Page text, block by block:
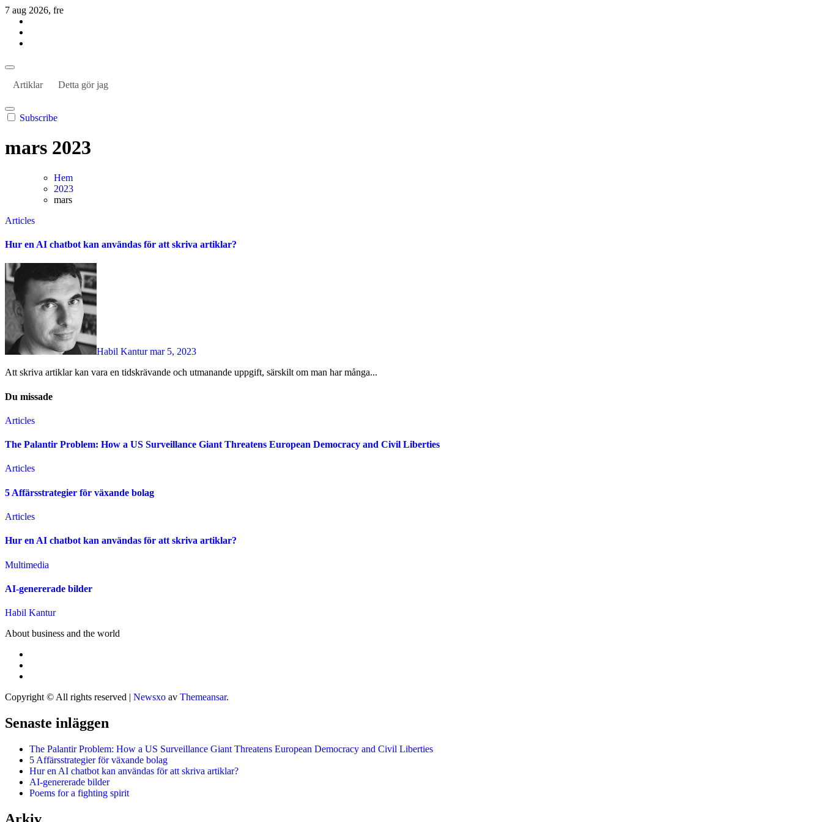
Hoppa
innehåll
7 aug 2026, fre
Habil Kantur
Habil Kantur
Artiklar
Detta gör jag
Subscribe
mars 2023
Hem
2023
mars
Articles
Hur en AI chatbot kan användas för att skriva artiklar?
Habil Kanturmar 5, 2023
Att skriva artiklar kan vara en tidskrävande och utmanande uppgift, särskilt om man har många...
Du missade
Articles
The Palantir Problem: How a US Surveillance Giant Threatens European Democracy and Civil Liberties
Articles
5 Affärsstrategier för växande bolag
Articles
Hur en AI chatbot kan användas för att skriva artiklar?
Multimedia
AI-genererade bilder
Habil Kantur
About business and the world
Copyright © All rights reserved | Newsxo av Themeansar.
Senaste inläggen
The Palantir Problem: How a US Surveillance Giant Threatens European Democracy and Civil Liberties
5 Affärsstrategier för växande bolag
Hur en AI chatbot kan användas för att skriva artiklar?
AI-genererade bilder
Poems for a fighting spirit
Arkiv